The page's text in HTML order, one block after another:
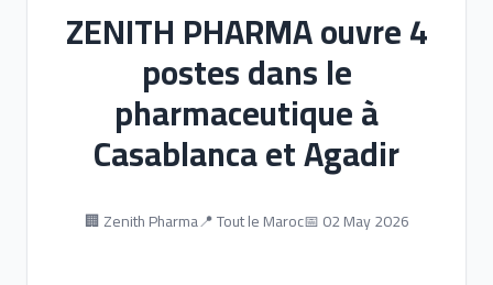
ZENITH PHARMA ouvre 4
postes dans le
pharmaceutique à
Casablanca et Agadir
🏢 Zenith Pharma📍 Tout le Maroc📅 02 May 2026